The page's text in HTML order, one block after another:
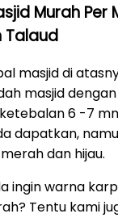
Murah Per
Talaud
masjid di
masjid
6 -7
dapatkan,
dan hijau.
ingin warna
Tentu kami